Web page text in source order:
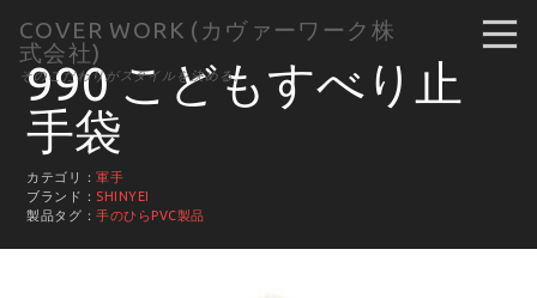
COVER WORK (カヴァーワーク株
式会社)
そのこだわりがスタイルを決める。
990 こどもすべり止
手袋
カテゴリ：軍手
ブランド： SHINYEI
製品タグ：手のひらPVC製品